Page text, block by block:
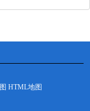
HTML地图